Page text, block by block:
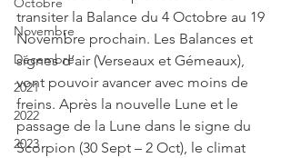
Novembre
Décembre
2021
2022
2023
transiter la Balance du 4 Octobre au 19
Novembre prochain. Les Balances et
signes d’air (Verseaux et Gémeaux),
vont pouvoir avancer avec moins de
freins. Après la nouvelle Lune et le
passage de la Lune dans le signe du
Scorpion (30 Sept – 2 Oct), le climat